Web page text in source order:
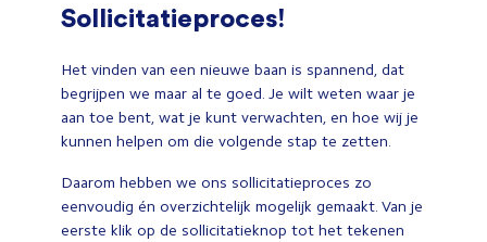
Sollicitatieproces!
Het vinden van een nieuwe baan is spannend, dat
begrijpen we maar al te goed. Je wilt weten waar je
aan toe bent, wat je kunt verwachten, en hoe wij je
kunnen helpen om die volgende stap te zetten.
Daarom hebben we ons sollicitatieproces zo
eenvoudig én overzichtelijk mogelijk gemaakt. Van je
eerste klik op de sollicitatieknop tot het tekenen